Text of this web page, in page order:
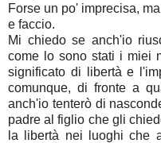
Forse un po' imprecisa,
e faccio.
Mi chiedo se anch'io
come lo sono stati i miei
significato di libertà e
comunque, di fronte a
anch'io tenterò di
padre al figlio che gli
la libertà nei luoghi che